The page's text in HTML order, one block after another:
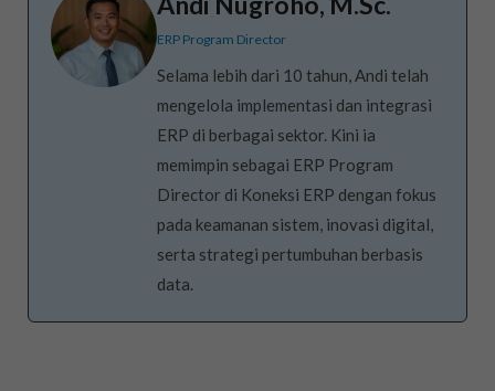
ERP Program Director
Selama lebih dari 10 tahun, Andi telah
mengelola implementasi dan integrasi
ERP di berbagai sektor. Kini ia
memimpin sebagai ERP Program
Director di Koneksi ERP dengan fokus
pada keamanan sistem, inovasi digital,
serta strategi pertumbuhan berbasis
data.